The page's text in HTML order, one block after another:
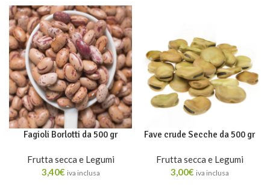
Fagioli Borlotti da 500 gr
Frutta secca e Legumi
3,40€ iva inclusa
Fave crude Secche da 500 gr
Frutta secca e Legumi
3,00€ iva inclusa